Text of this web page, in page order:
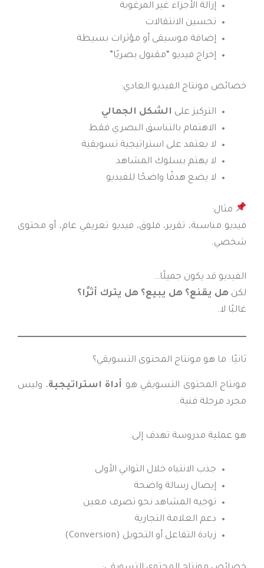
إزالة الأجزاء غير المرغوبة
تحسين الانتقالات
إضافة موسيقى أو مؤثرات بسيطة
إخراج فيديو “مقبول بصريًا”
خصائص مونتاج الفيديو العادي:
التركيز علىالشكل الجمالي
الاهتمام بالتناسق البصري فقط
لا يعتمد على استراتيجية تسويقية
لا يهتم بسلوك المشاهد
لا يضع هدفًا واضحًا للفيديو
مثال:
فيديو مناسبة، تقرير، فلوق، فيديو تعريفي عام، أو محتوى
شخصي.
الفيديو قد يكون جميلًا…
لكنهل يقنع؟ هل يبيع؟ هل يترك أثرًا؟
غالبًا لا.
ثانيًا: ما هو مونتاج المحتوى التسويقي؟
مونتاج المحتوى التسويقي هو أداة استراتيجية، وليس
مجرد مرحلة فنية.
هو عملية مدروسة تهدف إلى:
جذب الانتباه خلال الثواني الأولى
إيصال رسالة واضحة
توجيه المشاهد نحو تصرف معين
دعم العلامة التجارية
زيادة التفاعل أو التحويل (Conversion)